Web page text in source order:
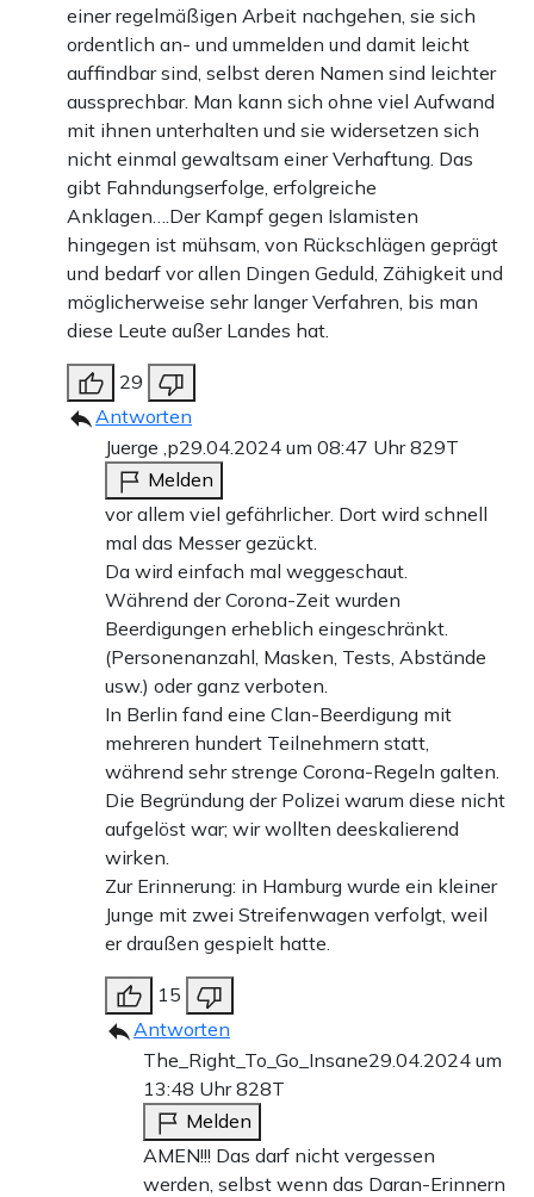
einer regelmäßigen Arbeit nachgehen, sie sich
ordentlich an- und ummelden und damit leicht
auffindbar sind, selbst deren Namen sind leichter
aussprechbar. Man kann sich ohne viel Aufwand
mit ihnen unterhalten und sie widersetzen sich
nicht einmal gewaltsam einer Verhaftung. Das
gibt Fahndungserfolge, erfolgreiche
Anklagen….Der Kampf gegen Islamisten
hingegen ist mühsam, von Rückschlägen geprägt
und bedarf vor allen Dingen Geduld, Zähigkeit und
möglicherweise sehr langer Verfahren, bis man
diese Leute außer Landes hat.
29
Antworten
Juerge ,p29.04.2024 um 08:47 Uhr829T
Melden
vor allem viel gefährlicher. Dort wird schnell
mal das Messer gezückt.
Da wird einfach mal weggeschaut.
Während der Corona-Zeit wurden
Beerdigungen erheblich eingeschränkt.
(Personenanzahl, Masken, Tests, Abstände
usw.) oder ganz verboten.
In Berlin fand eine Clan-Beerdigung mit
mehreren hundert Teilnehmern statt,
während sehr strenge Corona-Regeln galten.
Die Begründung der Polizei warum diese nicht
aufgelöst war; wir wollten deeskalierend
wirken.
Zur Erinnerung: in Hamburg wurde ein kleiner
Junge mit zwei Streifenwagen verfolgt, weil
er draußen gespielt hatte.
15
Antworten
The_Right_To_Go_Insane29.04.2024 um
13:48 Uhr828T
Melden
AMEN!!! Das darf nicht vergessen
werden, selbst wenn das Daran-Erinnern